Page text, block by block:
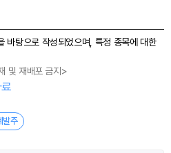
바탕으로 작성되었으며, 특정 종목에 대한
및 재배포 금지>
발주